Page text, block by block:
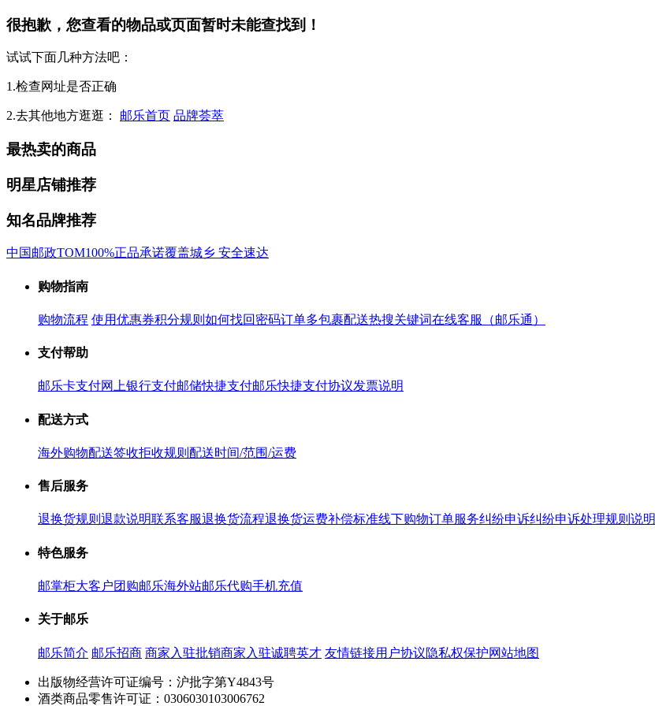
很抱歉，您查看的物品或页面暂时未能查找到！
试试下面几种方法吧：
1.检查网址是否正确
2.去其他地方逛逛： 邮乐首页 品牌荟萃
最热卖的商品
明星店铺推荐
知名品牌推荐
中国邮政TOM100%正品承诺覆盖城乡 安全速达
购物指南
购物流程 使用优惠券积分规则 如何找回密码订单多包裹配送热搜关键词在线客服（邮乐通）
支付帮助
邮乐卡支付网上银行支付邮储快捷支付邮乐快捷支付协议发票说明
配送方式
海外购物配送签收拒收规则 配送时间/范围/运费
售后服务
退换货规则 退款说明联系客服退换货流程退换货运费补偿标准线下购物订单服务纠纷申诉纠纷申诉处理规则说明
特色服务
邮掌柜大客户团购邮乐海外站邮乐代购手机充值
关于邮乐
邮乐简介 邮乐招商 商家入驻批销商家入驻诚聘英才 友情链接用户协议隐私权保护网站地图
出版物经营许可证编号：沪批字第Y4843号
酒类商品零售许可证：0306030103006762